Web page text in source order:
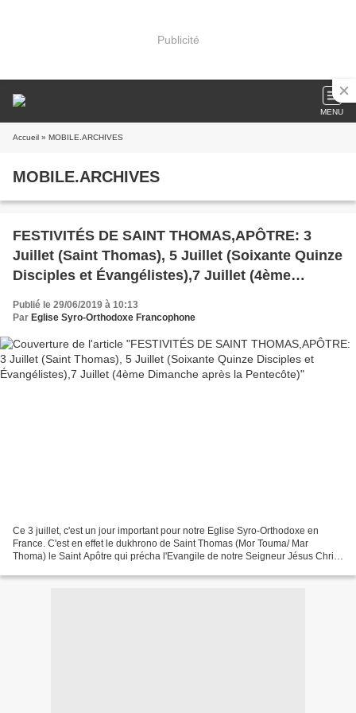
Publicité
MENU
Accueil » MOBILE.ARCHIVES
MOBILE.ARCHIVES
FESTIVITÉS DE SAINT THOMAS,APÔTRE: 3
Juillet (Saint Thomas), 5 Juillet (Soixante Quinze
Disciples et Évangélistes),7 Juillet (4ème
Dimanche après la Pentecôte)
Publié le 29/06/2019 à 10:13
Par Eglise Syro-Orthodoxe Francophone
Ce 3 juillet, c'est un jour important pour notre Eglise Syro-Orthodoxe en
France. C'est en effet le dukhrono de Saint Thomas (Mor Touma/ Mar
Thoma) le Saint Apôtre qui précha l'Evangile de notre Seigneur Jésus Christ